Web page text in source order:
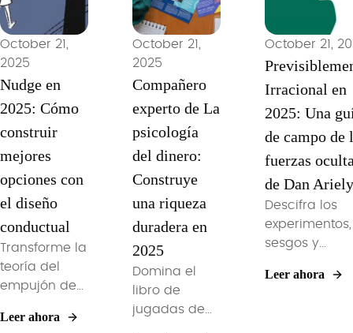
mejorada por
IA para una
independencia
rápida.
October 21,
2025
Nudge en
2025: Cómo
construir
mejores
opciones con
el diseño
conductual
Transforme la
teoría del
empujón de
Sunstein en
Leer ahora
October 21,
2025
Compañero
experto de La
psicología
del dinero:
Construye
una riqueza
duradera en
2025
Domina el
libro de
jugadas de
October 21,
Irracional en
2025: Una
de campo de
fuerzas
de Dan Ariely
Descifra los
experimentos,
sesgos y
diseño
Leer ahora